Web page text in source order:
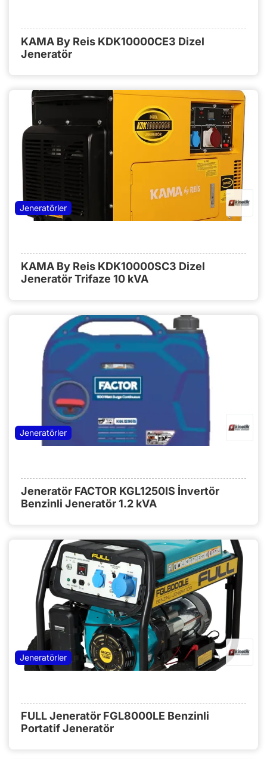
KAMA By Reis KDK10000CE3 Dizel
Jeneratör
Jeneratörler
KAMA By Reis KDK10000SC3 Dizel
Jeneratör Trifaze 10 kVA
Jeneratörler
Jeneratör FACTOR KGL1250IS İnvertör
Benzinli Jeneratör 1.2 kVA
Jeneratörler
FULL Jeneratör FGL8000LE Benzinli
Portatif Jeneratör